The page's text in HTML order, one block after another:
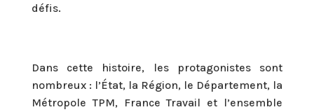
défis.
Dans cette histoire, les protagonistes sont
nombreux : l’État, la Région, le Département, la
Métropole TPM, France Travail et l’ensemble